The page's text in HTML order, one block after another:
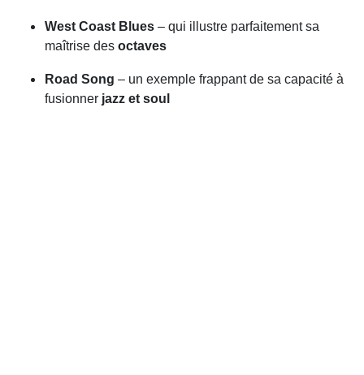
West Coast Blues – qui illustre parfaitement sa
maîtrise des octaves
Road Song – un exemple frappant de sa capacité à
fusionner jazz et soul